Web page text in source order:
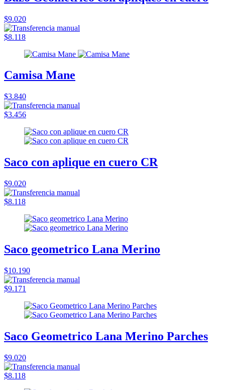
$9.020
$8.118
Camisa Mane
$3.840
$3.456
Saco con aplique en cuero CR
$9.020
$8.118
Saco geometrico Lana Merino
$10.190
$9.171
Saco Geometrico Lana Merino Parches
$9.020
$8.118